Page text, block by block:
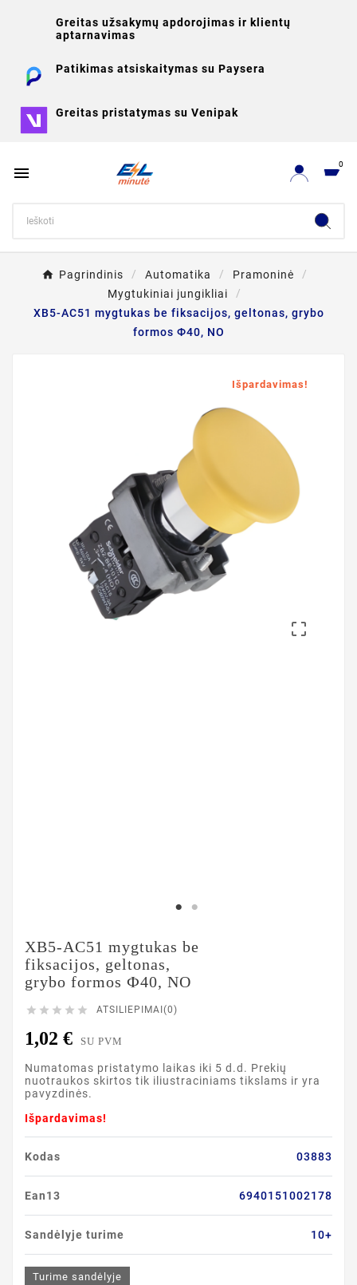
Greitas užsakymų apdorojimas ir klientų
aptarnavimas
Patikimas atsiskaitymas su Paysera
Greitas pristatymas su Venipak
 0
Pagrindinis Automatika
Pramoninė
Mygtukiniai jungikliai
XB5-AC51 mygtukas be fiksacijos, geltonas, grybo
formos Ф40, NO
Išpardavimas!

XB5-AC51 mygtukas be
fiksacijos, geltonas,
grybo formos Ф40, NO
     ATSILIEPIMAI(0)
1,02 € SU PVM
Numatomas pristatymo laikas iki 5 d.d. Prekių
nuotraukos skirtos tik iliustraciniams tikslams ir yra
pavyzdinės.
Išpardavimas!
Kodas 03883
Ean13 6940151002178
Sandėlyje turime 10+
Turime sandėlyje